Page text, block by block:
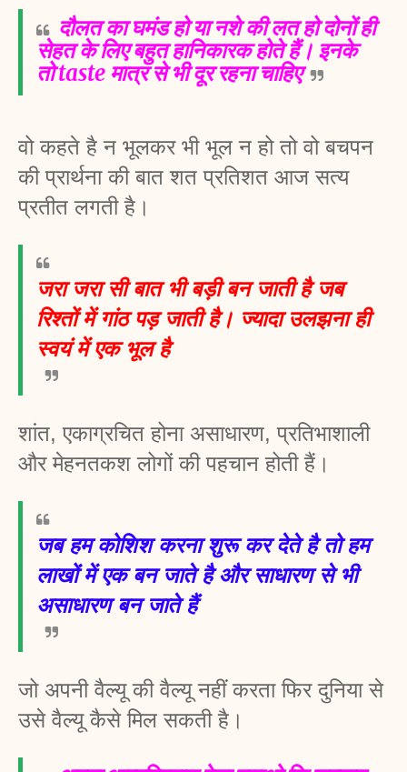
दौलत का घमंड हो या नशे की लत हो दोनों ही
सेहत के लिए बहुत हानिकारक होते हैं। इनके
तो taste मात्र से भी दूर रहना चाहिए
वो कहते है न भूलकर भी भूल न हो तो वो बचपन
की प्रार्थना की बात शत प्रतिशत आज सत्य
प्रतीत लगती है।
जरा जरा सी बात भी बड़ी बन जाती है जब
रिश्तों में गांठ पड़ जाती है। ज्यादा उलझना ही
स्वयं में एक भूल है
शांत, एकाग्रचित होना असाधारण, प्रतिभाशाली
और मेहनतकश लोगों की पहचान होती हैं।
जब हम कोशिश करना शुरू कर देते है तो हम
लाखों में एक बन जाते है और साधारण से भी
असाधारण बन जाते हैं
जो अपनी वैल्यू की वैल्यू नहीं करता फिर दुनिया से
उसे वैल्यू कैसे मिल सकती है।